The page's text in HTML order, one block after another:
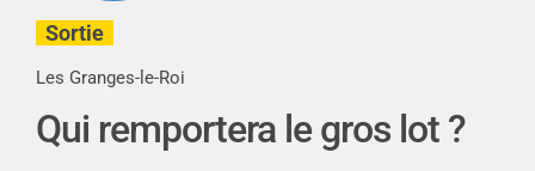
Sortie
Les Granges-le-Roi
Qui remportera le gros lot ?